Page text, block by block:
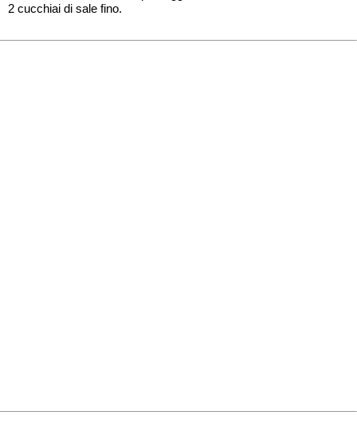
2 cucchiai di sale fino.